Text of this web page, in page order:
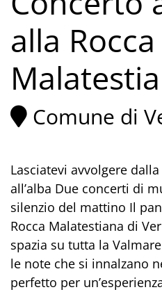
alla Rocca
Comune di
Lasciatevi avvolgere
all’alba Due concerti di
silenzio del mattino Il
Rocca Malatestiana di
spazia su tutta la
le note che si innalzano
perfetto per